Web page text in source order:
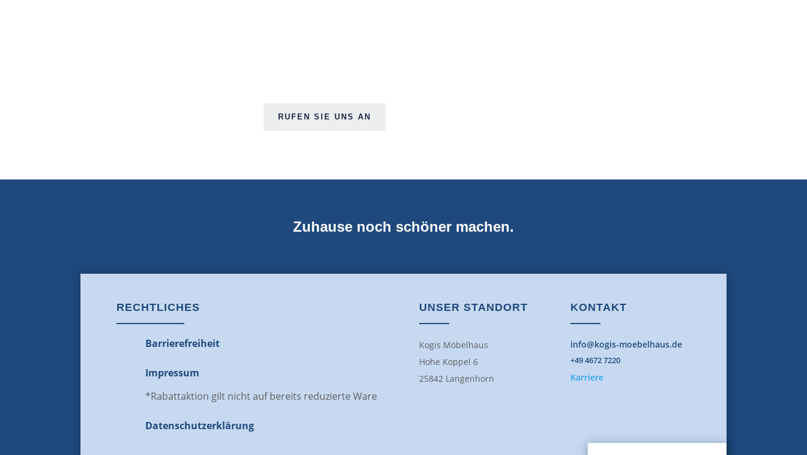
RUFEN SIE UNS AN
Zuhause noch schöner machen.
RECHTLICHES
Barrierefreiheit
Impressum
*Rabattaktion gilt nicht auf bereits reduzierte Ware
Datenschutz­erklärung
UNSER STANDORT
Kogis Möbelhaus
Hohe Koppel 6
25842 Langenhorn
KONTAKT
info@kogis-moebelhaus.de
+49 4672 7220
Karriere